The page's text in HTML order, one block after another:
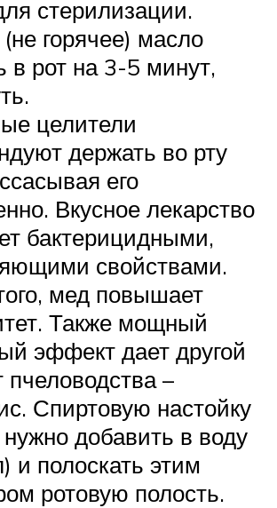
стерилизации.
горячее) масло
в рот на 3-5 минут,
целители
держать во рту
его
Вкусное лекарство
бактерицидными,
свойствами.
мед повышает
Также мощный
эффект дает другой
пчеловодства –
Спиртовую настойку
нужно добавить в воду
и полоскать этим
ротовую полость.